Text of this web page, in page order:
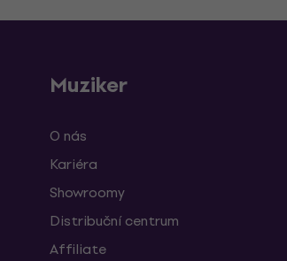
Muziker
O nás
Kariéra
Showroomy
Distribuční centrum
Affiliate